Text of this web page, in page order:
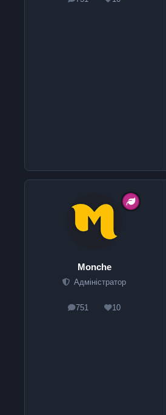
posts Reputation
Monche
Адміністратор
751
posts 10
Reputation